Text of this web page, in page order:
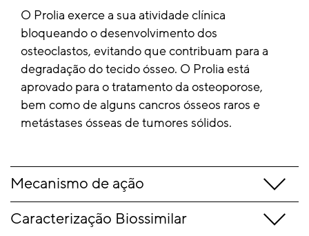
O Prolia exerce a sua atividade clínica
bloqueando o desenvolvimento dos
osteoclastos, evitando que contribuam para a
degradação do tecido ósseo. O Prolia está
aprovado para o tratamento da osteoporose,
bem como de alguns cancros ósseos raros e
metástases ósseas de tumores sólidos.
Mecanismo de ação
Caracterização Biossimilar